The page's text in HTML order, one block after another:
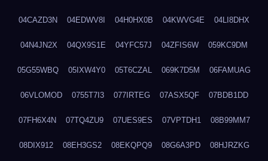
04CAZD3N 04EDWV8I 04H0HX0B 04KWVG4E 04LI8DHX
04N4JN2X 04QX9S1E 04YFC57J 04ZFIS6W 059KC9DM
05G55WBQ 05IXW4Y0 05T6CZAL 069K7D5M 06FAMUAG
06VLOMOD 0755T7I3 077IRTEG 07ASX5QF 07BDB1DD
07FH6X4N 07TQ4ZU9 07UES9ES 07VPTDH1 08B99MM7
08DIX912 08EH3GS2 08EKQPQ9 08G6A3PD 08HJRZKG